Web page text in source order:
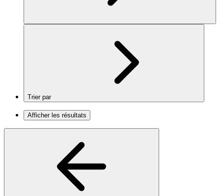
Trier par
Afficher les résultats